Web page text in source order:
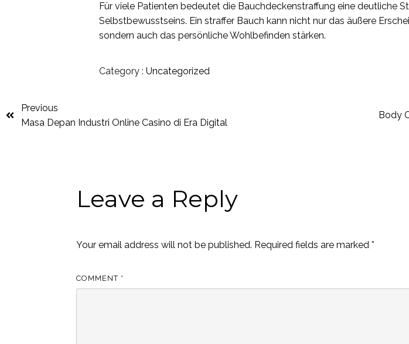
Für viele Patienten bedeutet die Bauchdeckenstraffung eine deutliche
Selbstbewusstseins. Ein straffer Bauch kann nicht nur das äußere
sondern auch das persönliche Wohlbefinden stärken.
Category : Uncategorized
Previous
Masa Depan Industri Online Casino di Era Digital
Body
Leave a Reply
Your email address will not be published. Required fields are marked*
COMMENT *